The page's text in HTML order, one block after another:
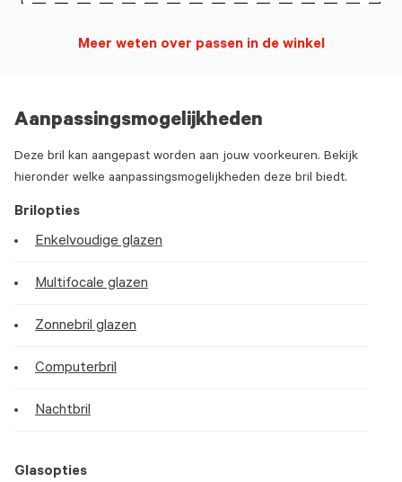
Aanpassingsmogelijkheden
Deze bril kan aangepast worden aan jouw voorkeuren. Bekijk
hieronder welke aanpassingsmogelijkheden deze bril biedt.
Brilopties
Enkelvoudige glazen
Multifocale glazen
Zonnebril glazen
Computerbril
Nachtbril
Glasopties
Meer weten over passen in de winkel